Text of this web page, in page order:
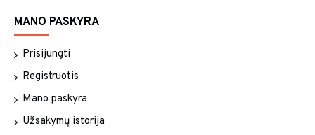
MANO PASKYRA
Prisijungti
Registruotis
Mano paskyra
Užsakymų istorija